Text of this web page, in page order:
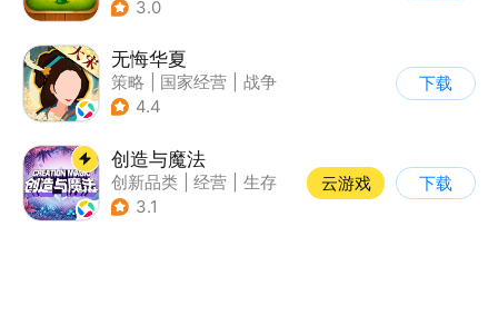
| 田园生活
3.0
无悔华夏
策略 国家经营
战争
| 中国风
4.4
下载
创造与魔法
创新品类 经营
生存
| 开放世界
3.1
云游戏 下载